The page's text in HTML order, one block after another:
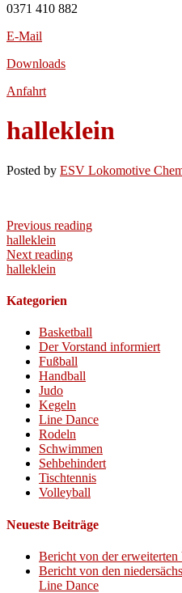
0371 410 882
E-Mail
Downloads
Anfahrt
halleklein
Posted by ESV Lokomotive
Previous reading
halleklein
Next reading
halleklein
Kategorien
Basketball
Der Vorstand informiert
Fußball
Handball
Judo
Kegeln
Line Dance
Rodeln
Schwimmen
Sehbehindert
Tischtennis
Volleyball
Neueste Beiträge
Bericht von der erweiterten
Bericht von den
Line Dance